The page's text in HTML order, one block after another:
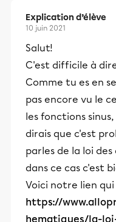
Explication d’élève
10 juin 2021
Salut!
C'est difficile à
Comme tu es en
pas encore vu le
les fonctions
dirais que c'est
parles de la loi des
dans ce cas c'est
Voici notre lien
https://
hematiques/la-